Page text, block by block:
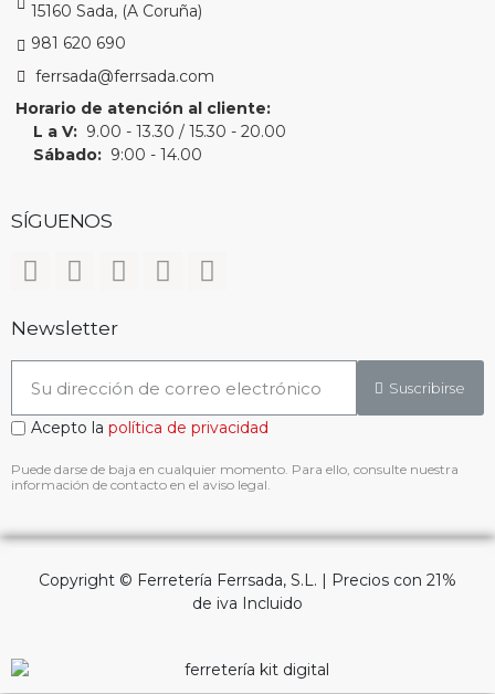
15160 Sada, (A Coruña)
981 620 690
ferrsada@ferrsada.com
Horario de atención al cliente:
L a V: 9.00 - 13.30 / 15.30 - 20.00
Sábado: 9:00 - 14.00
SÍGUENOS
Newsletter
Suscribirse
Acepto la política de privacidad
Puede darse de baja en cualquier momento. Para ello, consulte nuestra
información de contacto en el aviso legal.
Copyright © Ferretería Ferrsada, S.L. | Precios con 21%
de iva Incluido